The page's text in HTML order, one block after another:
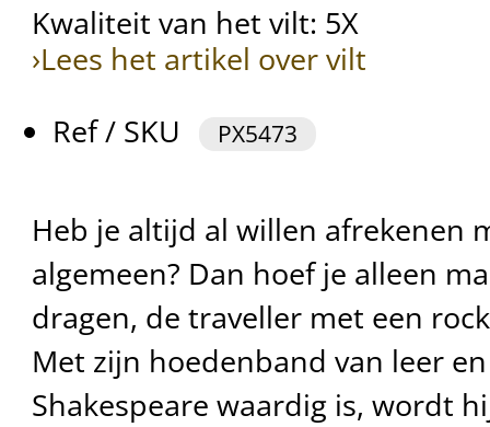
Kwaliteit van het vilt: 5X
›Lees het artikel over vilt
Ref / SKU
PX5473
Heb je altijd al willen afrekenen
algemeen? Dan hoef je alleen
dragen, de traveller met een
Met zijn hoedenband van leer
Shakespeare waardig is, wordt